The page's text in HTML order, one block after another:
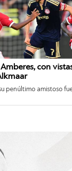
con
penúltimo amistoso